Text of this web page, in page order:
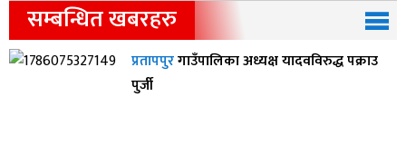
सम्बन्धित खबरहरु
प्रतापपुरगाउँपालिका अध्यक्ष यादवविरुद्ध पक्राउ
पुर्जी